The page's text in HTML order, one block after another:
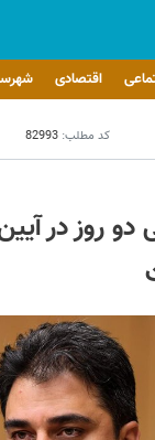
اقتصادی
کد مطلب: 82993
تهران طی دو روز